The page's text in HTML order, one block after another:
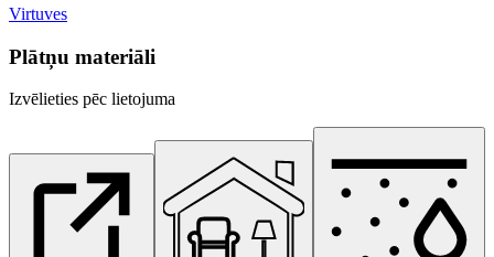
Virtuves
Plātņu materiāli
Izvēlieties pēc lietojuma